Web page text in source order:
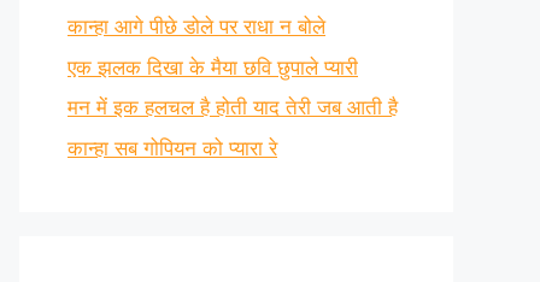
कान्हा आगे पीछे डोले पर राधा न बोले
एक झलक दिखा के मैया छवि छुपाले प्यारी
मन में इक हलचल है होती याद तेरी जब आती है
कान्हा सब गोपियन को प्यारा रे